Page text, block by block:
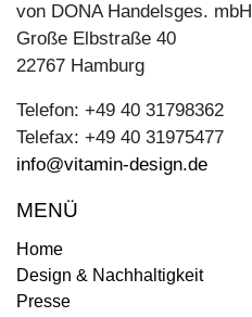
von DONA Handelsges. mbH
Große Elbstraße 40
22767 Hamburg
Telefon: +49 40 31798362
Telefax: +49 40 31975477
info@vitamin-design.de
MENÜ
Home
Design & Nachhaltigkeit
Presse